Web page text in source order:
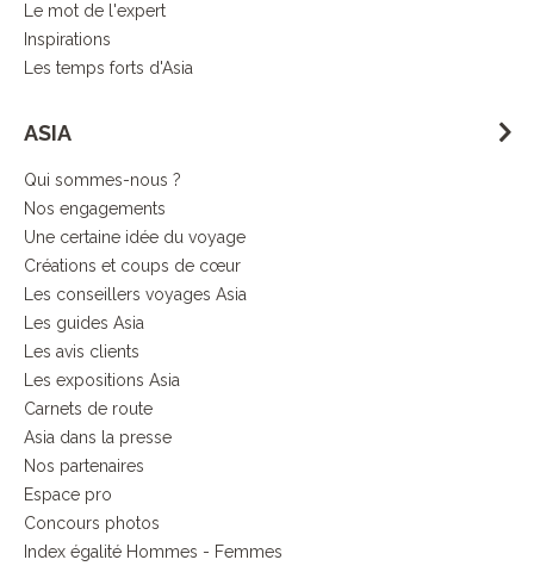
Le mot de l'expert
Inspirations
Les temps forts d'Asia
ASIA
Qui sommes-nous ?
Nos engagements
Une certaine idée du voyage
Créations et coups de cœur
Les conseillers voyages Asia
Les guides Asia
Les avis clients
Les expositions Asia
Carnets de route
Asia dans la presse
Nos partenaires
Espace pro
Concours photos
Index égalité Hommes - Femmes